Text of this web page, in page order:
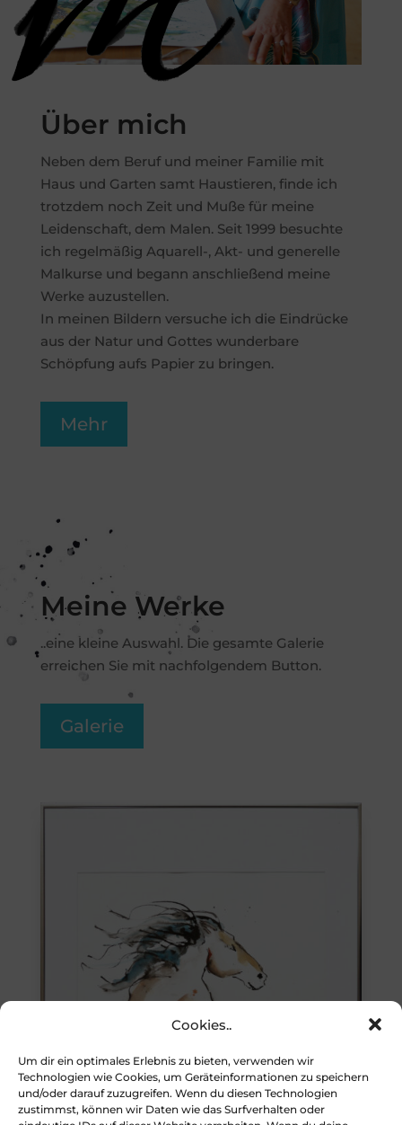
Cookies..
Um dir ein optimales Erlebnis zu bieten, verwenden wir
Technologien wie Cookies, um Geräteinformationen zu speichern
und/oder darauf zuzugreifen. Wenn du diesen Technologien
zustimmst, können wir Daten wie das Surfverhalten oder
Über mich
Neben dem Beruf und meiner Familie mit
Haus und Garten samt Haustieren, finde ich
trotzdem noch Zeit und Muße für meine
Leidenschaft, dem Malen. Seit 1999 besuchte
ich regelmäßig Aquarell-, Akt- und generelle
Malkurse und begann anschließend meine
Werke auzustellen.
In meinen Bildern versuche ich die Eindrücke
aus der Natur und Gottes wunderbare
Schöpfung aufs Papier zu bringen.
Mehr
Meine Werke
..eine kleine Auswahl. Die gesamte Galerie
erreichen Sie mit nachfolgendem Button.
Galerie